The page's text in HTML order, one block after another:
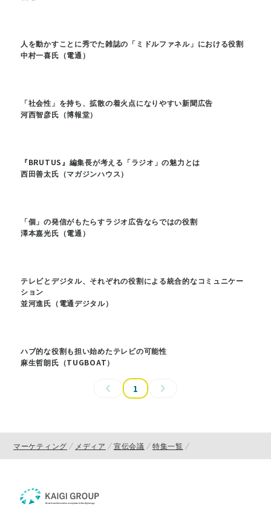
人を動かすことに秀でた雑誌の「ミドルファネル」における役割
中村一喜氏（電通）
「社会性」を持ち、拡散の着火点になりやすい新聞広告
河西智彦氏（博報堂）
『BRUTUS』編集長が考える「ラジオ」の魅力とは
西田善太氏（マガジンハウス）
「個」の発信がもたらすラジオ広告ならではの役割
澤本嘉光氏（電通）
テレビとデジタル、それぞれの役割による統合的なコミュニケー
ション
並河進氏（電通デジタル）
ハブ的な役割も担い始めたテレビの可能性
麻生哲朗氏（TUGBOAT）
1
マーケティング メディア 宣伝会議 特集一覧